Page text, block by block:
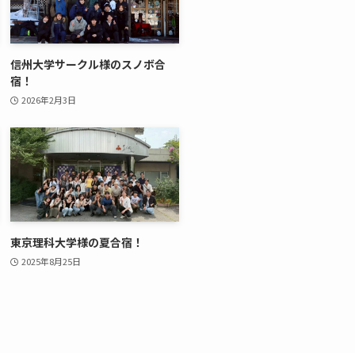
信州大学サークル様のスノボ合
宿！
2026年2月3日
東京理科大学様の夏合宿！
2025年8月25日